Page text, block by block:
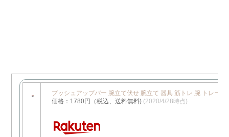
プッシュアップバー 腕立て伏せ 腕立て 器具 筋トレ 腕 トレー
価格：1780円（税込、送料無料) (2020/4/28時点)